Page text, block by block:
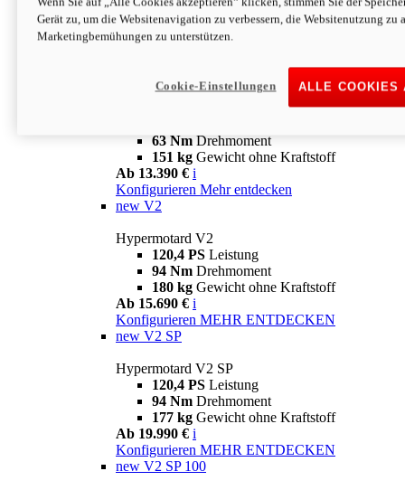
63 NmDrehmoment
151 kgGewicht ohne Kraftstoff
Ab 13.890 € i
63 Nm Drehmoment
151 kg Gewicht ohne Kraftstoff
Ab 13.390 € i
Konfigurieren Mehr entdecken
new V2
Hypermotard V2
120,4 PS Leistung
94 Nm Drehmoment
180 kg Gewicht ohne Kraftstoff
Ab 15.690 € i
Konfigurieren MEHR ENTDECKEN
new V2 SP
Hypermotard V2 SP
120,4 PS Leistung
94 Nm Drehmoment
177 kg Gewicht ohne Kraftstoff
Ab 19.990 € i
Konfigurieren MEHR ENTDECKEN
new V2 SP 100
Gerät zu, um die Websitenavigation zu verbessern, die Websitenutzung zu
Marketingbemühungen zu unterstützen.
ALLE COOKIES
Cookie-Einstellungen